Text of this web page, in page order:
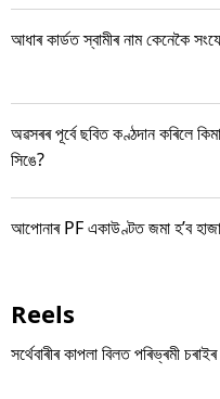
আধাৰ কাৰ্ডত স্বামীৰ নাম কেনেকৈ
অৱসৰৰ পূৰ্বে ছবিত কণ্ঠদান কৰিলে
সিঙে?
আপোনাৰ PF একাউণ্টত জমা হ’ব
Reels
সৰ্থেবাৰীৰ কাপলা বিলত পৰিভ্ৰমী